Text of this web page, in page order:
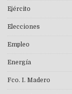
Ejército
Elecciones
Empleo
Energía
Fco. I. Madero